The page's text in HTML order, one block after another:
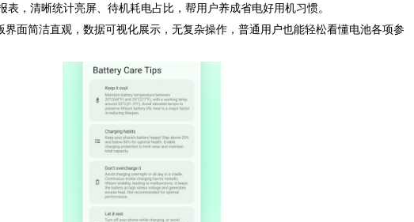
，清晰统计亮屏、待机耗电占比，帮用户养成省电好用机习惯。
简洁直观，数据可视化展示，无复杂操作，普通用户也能轻松看懂电池各项参